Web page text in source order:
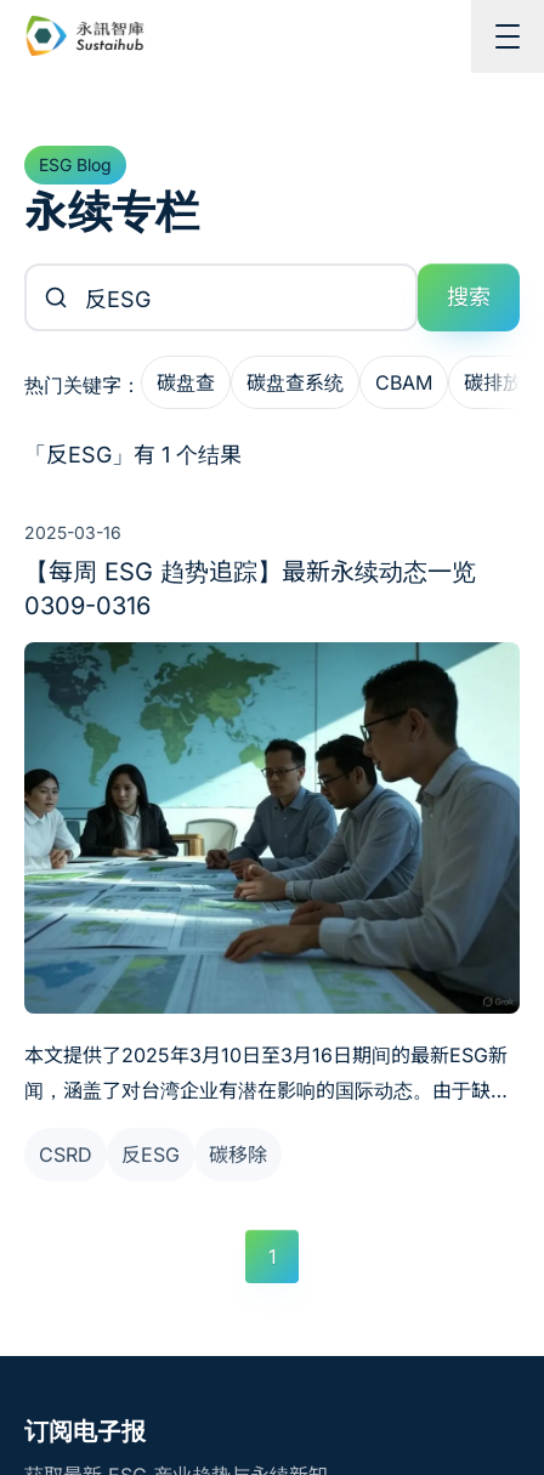
跳至主内容
ESG Blog
永续专栏
搜索文章
搜索
热门关键字： 碳盘查 碳盘查系统 CBAM 碳排放
「反ESG」有 1 个结果
2025-03-16
【每周 ESG 趋势追踪】最新永续动态一览
0309-0316
本文提供了2025年3月10日至3月16日期间的最新ESG新
闻，涵盖了对台湾企业有潜在影响的国际动态。由于缺乏
美ESG政策的发展，并考虑其对全球供应链和市场的影
CSRD 反ESG 碳移除
1
订阅电子报